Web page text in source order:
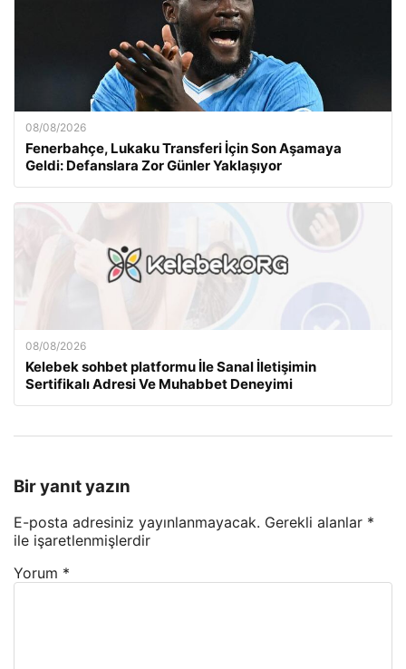
08/08/2026
Fenerbahçe, Lukaku Transferi İçin Son Aşamaya
Geldi: Defanslara Zor Günler Yaklaşıyor
08/08/2026
Kelebek sohbet platformu İle Sanal İletişimin
Sertifikalı Adresi Ve Muhabbet Deneyimi
Bir yanıt yazın
E-posta adresiniz yayınlanmayacak. Gerekli alanlar *
ile işaretlenmişlerdir
Yorum *